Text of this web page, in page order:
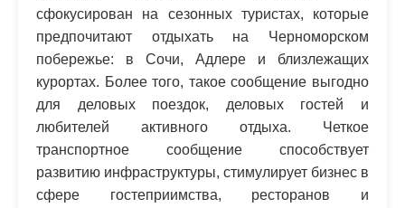
сфокусирован на сезонных туристах, которые
предпочитают отдыхать на Черноморском
побережье: в Сочи, Адлере и близлежащих
курортах. Более того, такое сообщение выгодно
для деловых поездок, деловых гостей и
любителей активного отдыха. Четкое
транспортное сообщение способствует
развитию инфраструктуры, стимулирует бизнес в
сфере гостеприимства, ресторанов и